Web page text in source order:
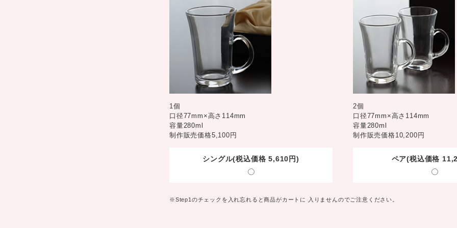
1個
口径77mm×高さ114mm
容量280ml
制作販売価格5,100円
シングル(税込価格 5,610円)
2個
口径77mm×高さ114mm
容量280ml
制作販売価格10,200円
ペア(税込価格
※Step1のチェックを入れ忘れると商品がカートに 入りませんのでご注意ください。